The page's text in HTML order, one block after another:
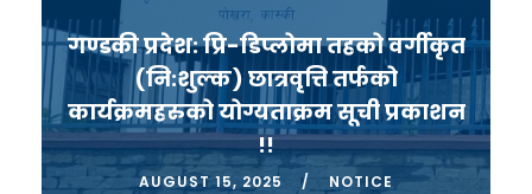
गण्डकी प्रदेश: प्रि-डिप्लोमा तहको वर्गीकृत
(नि:शुल्क) छात्रवृत्ति तर्फको
कार्यक्रमहरुको योग्यताक्रम सूची प्रकाशन
!!
AUGUST 15, 2025 NOTICE